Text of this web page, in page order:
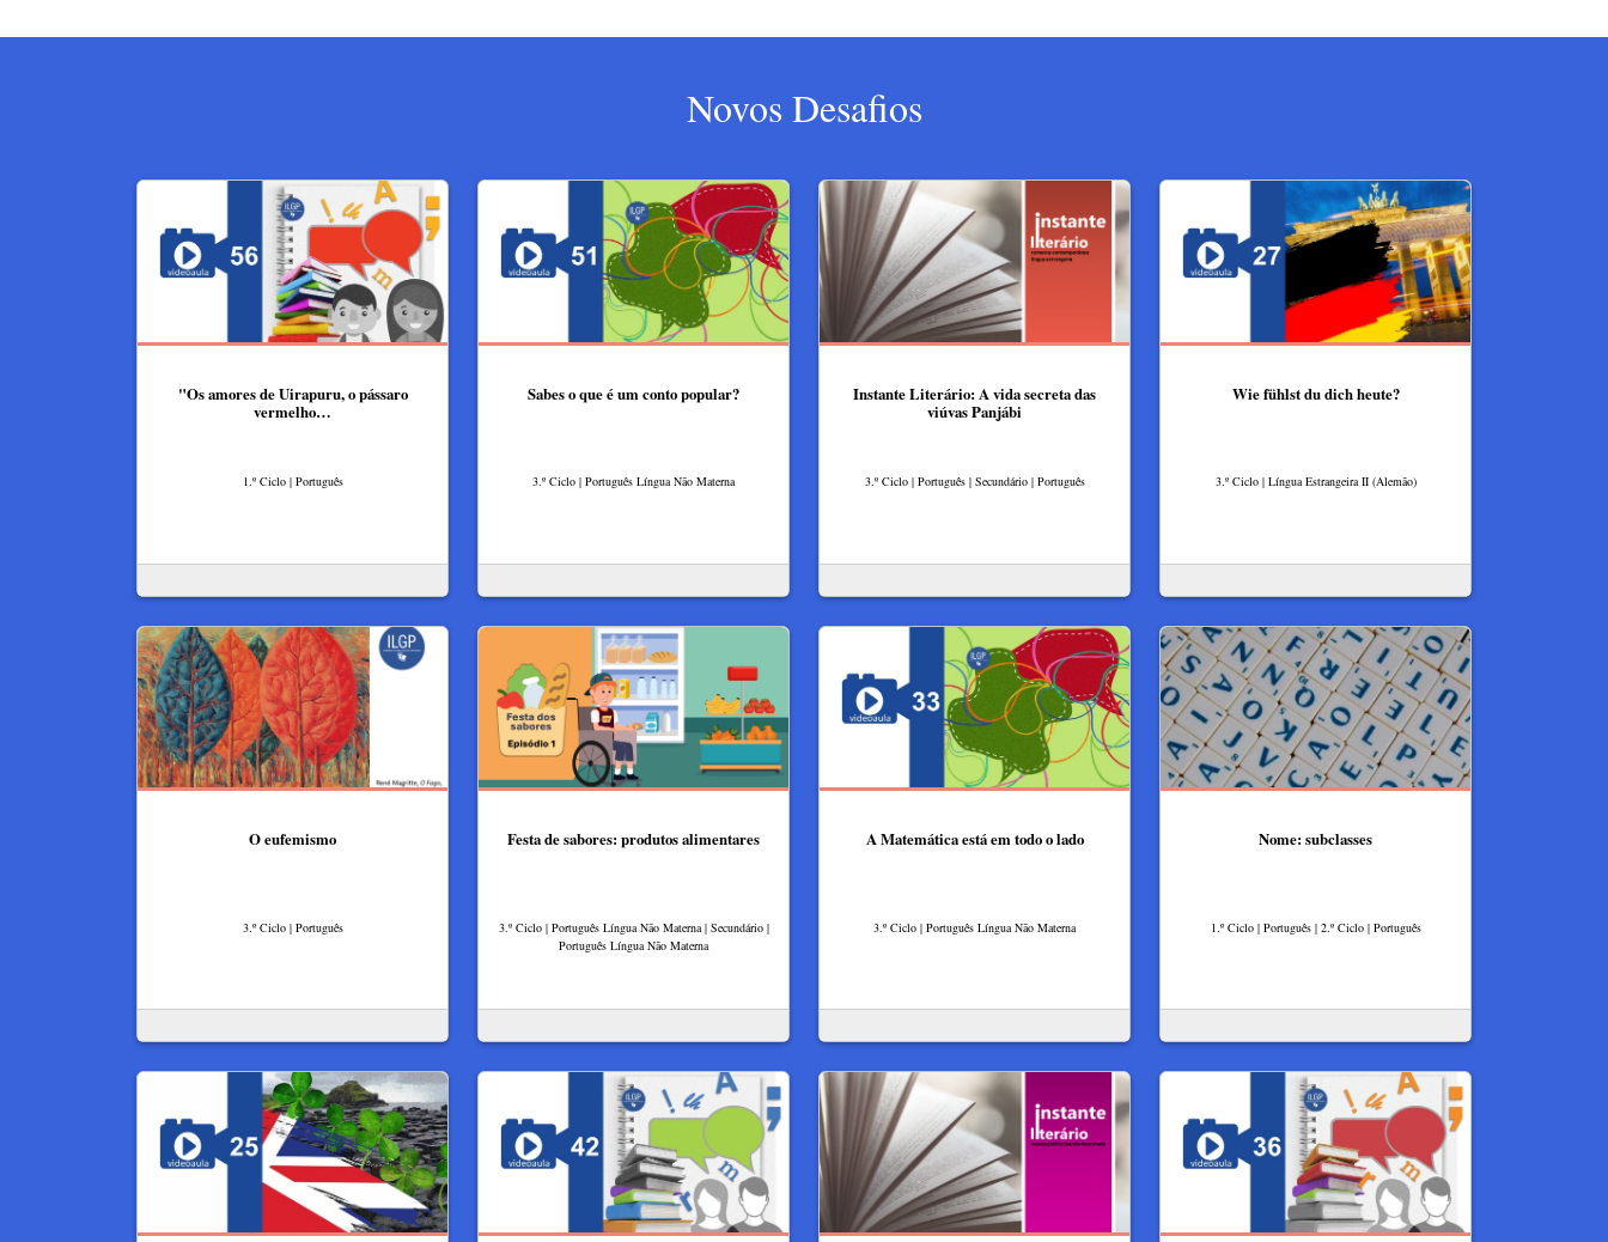
Novos Desafios
"Os amores de Uirapuru, o pássaro
vermelho…
1.º Ciclo | Português
Sabes o que é um conto popular?
3.º Ciclo | Português Língua Não Materna
Instante Literário: A vida secreta das
viúvas Panjábi
3.º Ciclo | Português | Secundário | Português
Wie fühlst du dich heute?
3.º Ciclo | Língua Estrangeira II (Alemão)
O eufemismo
3.º Ciclo | Português
Festa de sabores: produtos alimentares
3.º Ciclo | Português Língua Não Materna | Secundário |
Português Língua Não Materna
A Matemática está em todo o lado
3.º Ciclo | Português Língua Não Materna
Nome: subclasses
1.º Ciclo | Português | 2.º Ciclo | Português